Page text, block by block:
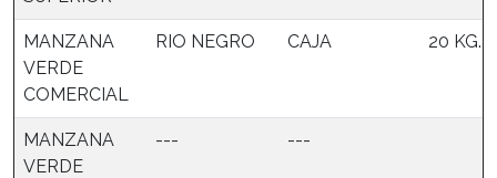
MANZANA
VERDE
COMERCIAL
RIO NEGRO CAJA 20 KG.
MANZANA
VERDE
--- ---